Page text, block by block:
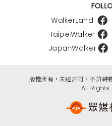
WalkerLand
TaipeiWalker
JapanWalker
版權所有，未經許可，不許轉
All Rights